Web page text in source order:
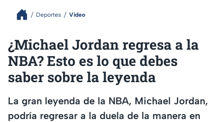
Deportes Video
¿Michael Jordan regresa a la
NBA? Esto es lo que debes
saber sobre la leyenda
La gran leyenda de la NBA, Michael Jordan,
podría regresar a la duela de la manera en